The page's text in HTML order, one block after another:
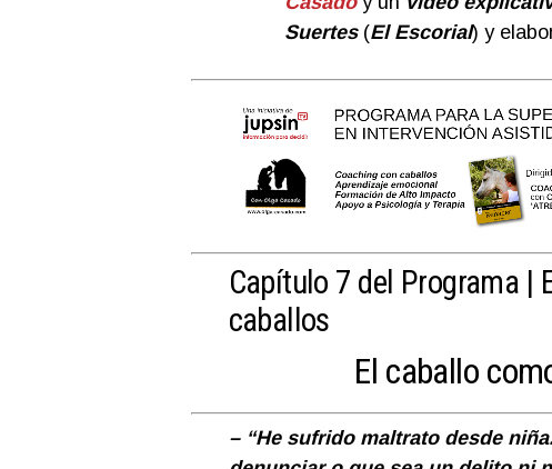
Suertes(El Escorial) y
Capítulo 7 del Programa |
caballos
El caballo
– “He sufrido maltrato desde